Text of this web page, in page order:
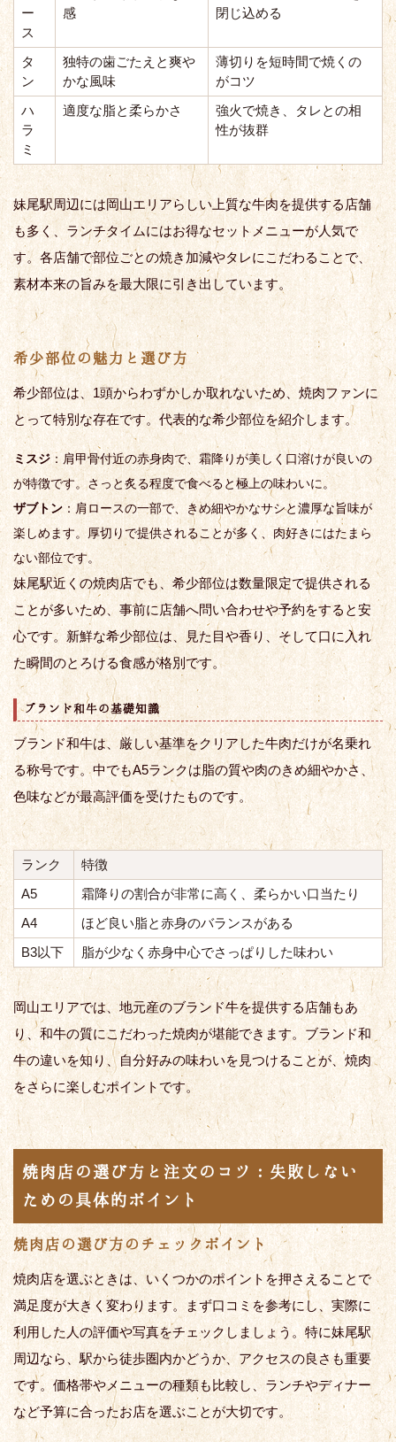
ー
ス
感
閉じ込める
タ
ン
独特の歯ごたえと爽や
かな風味
薄切りを短時間で焼くの
がコツ
ハ
ラ
ミ
適度な脂と柔らかさ
強火で焼き、タレとの相
性が抜群
妹尾駅周辺には岡山エリアらしい上質な牛肉を提供する店舗
も多く、ランチタイムにはお得なセットメニューが人気で
す。各店舗で部位ごとの焼き加減やタレにこだわることで、
素材本来の旨みを最大限に引き出しています。
希少部位の魅力と選び方
希少部位は、1頭からわずかしか取れないため、焼肉ファンに
とって特別な存在です。代表的な希少部位を紹介します。
ミスジ：肩甲骨付近の赤身肉で、霜降りが美しく口溶けが良いの
が特徴です。さっと炙る程度で食べると極上の味わいに。
ザブトン ：肩ロースの一部で、きめ細やかなサシと濃厚な旨味が
楽しめます。厚切りで提供されることが多く、肉好きにはたまら
ない部位です。
妹尾駅近くの焼肉店でも、希少部位は数量限定で提供される
ことが多いため、事前に店舗へ問い合わせや予約をすると安
心です。新鮮な希少部位は、見た目や香り、そして口に入れ
た瞬間のとろける食感が格別です。
ブランド和牛の基礎知識
ブランド和牛は、厳しい基準をクリアした牛肉だけが名乗れ
る称号です。中でもA5ランクは脂の質や肉のきめ細やかさ、
色味などが最高評価を受けたものです。
ランク
特徴
A5
霜降りの割合が非常に高く、柔らかい口当たり
A4
ほど良い脂と赤身のバランスがある
B3以下
脂が少なく赤身中心でさっぱりした味わい
岡山エリアでは、地元産のブランド牛を提供する店舗もあ
り、和牛の質にこだわった焼肉が堪能できます。ブランド和
牛の違いを知り、自分好みの味わいを見つけることが、焼肉
をさらに楽しむポイントです。
焼肉店の選び方と注文のコツ：失敗しない
ための具体的ポイント
焼肉店の選び方のチェックポイント
焼肉店を選ぶときは、いくつかのポイントを押さえることで
満足度が大きく変わります。まず口コミを参考にし、実際に
利用した人の評価や写真をチェックしましょう。特に妹尾駅
周辺なら、駅から徒歩圏内かどうか、アクセスの良さも重要
です。価格帯やメニューの種類も比較し、ランチやディナー
など予算に合ったお店を選ぶことが大切です。